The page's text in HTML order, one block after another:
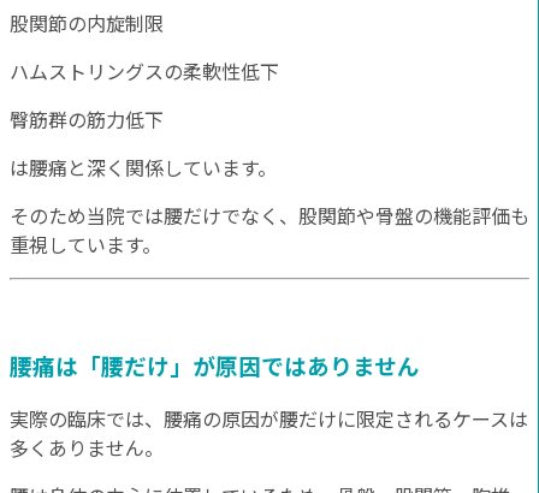
股関節の内旋制限
ハムストリングスの柔軟性低下
臀筋群の筋力低下
は腰痛と深く関係しています。
そのため当院では腰だけでなく、股関節や骨盤の機能評価も
重視しています。
腰痛は「腰だけ」が原因ではありません
実際の臨床では、腰痛の原因が腰だけに限定されるケースは
多くありません。